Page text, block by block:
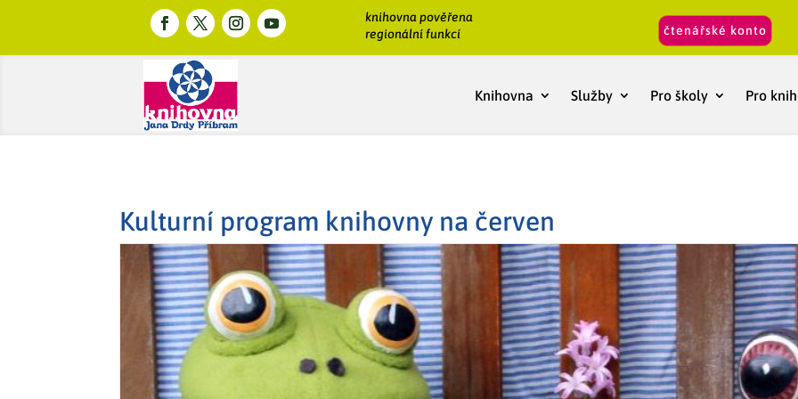
knihovna pověřena
regionální funkcí
čtenářské konto
Knihovna Služby Pro školy Pro
Kulturní program knihovny na červen